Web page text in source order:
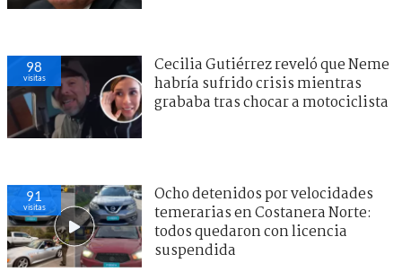
98
visitas
Cecilia Gutiérrez reveló que Neme
habría sufrido crisis mientras
grababa tras chocar a motociclista
91
visitas
Ocho detenidos por velocidades
temerarias en Costanera Norte:
todos quedaron con licencia
suspendida